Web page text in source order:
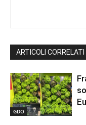
ARTICOLI CORRELATI
GDO